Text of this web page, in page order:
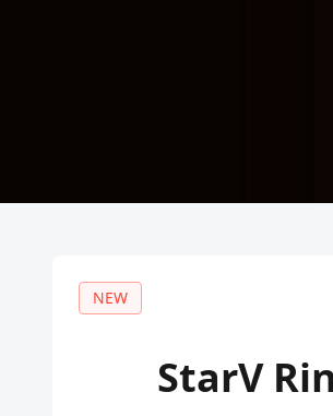
NEW
StarV